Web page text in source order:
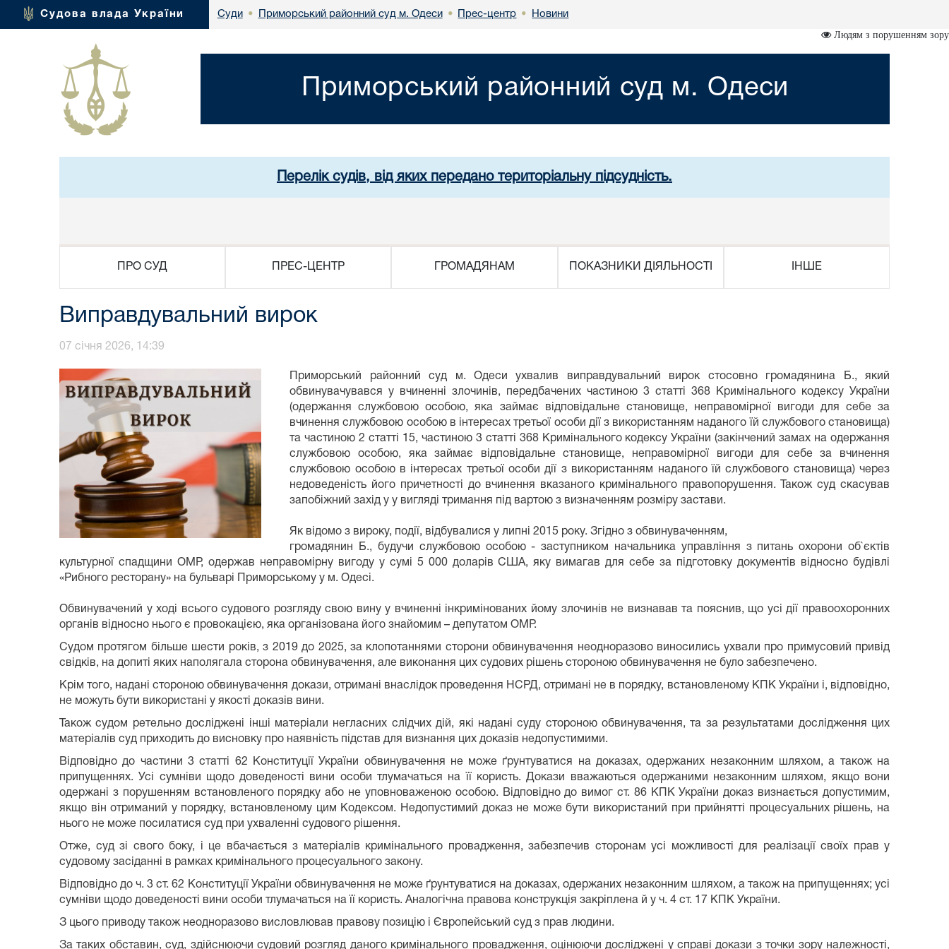
Судова влада України Суди • Приморський районний суд м. Одеси • Прес-центр • Новини
Людям з порушенням зору
Приморський районний суд м. Одеси
Перелік судів, від яких передано територіальну підсудність.
ПРО СУД ПРЕС-ЦЕНТР ГРОМАДЯНАМ ПОКАЗНИКИ ДІЯЛЬНОСТІ ІНШЕ
Виправдувальний вирок
07 січня 2026, 14:39
Приморський районний суд м. Одеси ухвалив виправдувальний вирок стосовно громадянина Б., який
обвинувачувався у вчиненні злочинів, передбачених частиною 3 статті 368 Кримінального кодексу України
(одержання службовою особою, яка займає відповідальне становище, неправомірної вигоди для себе за
вчинення службовою особою в інтересах третьої особи дії з використанням наданого їй службового становища)
та частиною 2 статті 15, частиною 3 статті 368 Кримінального кодексу України (закінчений замах на одержання
службовою особою, яка займає відповідальне становище, неправомірної вигоди для себе за вчинення
службовою особою в інтересах третьої особи дії з використанням наданого їй службового становища) через
недоведеність його причетності до вчинення вказаного кримінального правопорушення. Також суд скасував
запобіжний захід у у вигляді тримання під вартою з визначенням розміру застави.
Як відомо з вироку, події, відбувалися у липні 2015 року. Згідно з обвинуваченням,
громадянин Б., будучи службовою особою - заступником начальника управління з питань охорони об`єктів
культурної спадщини ОМР, одержав неправомірну вигоду у сумі 5 000 доларів CШA, яку вимагав для себе за підготовку документів відносно будівлі
«Рибного ресторану» на бульварі Приморському у м. Одесі.
Обвинувачений у ході всього судового розгляду свою вину у вчиненні інкримінованих йому злочинів не визнавав та пояснив, що усі дії правоохоронних
органів відносно нього є провокацією, яка організована його знайомим – депутатом ОМР.
Судом протягом більше шести років, з 2019 до 2025, за клопотаннями сторони обвинувачення неодноразово виносились ухвали про примусовий привід
свідків, на допиті яких наполягала сторона обвинувачення, але виконання цих судових рішень стороною обвинувачення не було забезпечено.
Крім того, надані стороною обвинувачення докази, отримані внаслідок проведення НСРД, отримані не в порядку, встановленому КПК України і, відповідно,
не можуть бути використані у якості доказів вини.
Також судом ретельно досліджені інші матеріали негласних слідчих дій, які надані суду стороною обвинувачення, та за результатами дослідження цих
матеріалів суд приходить до висновку про наявність підстав для визнання цих доказів недопустимими.
Відповідно до частини 3 статті 62 Конституції України обвинувачення не може ґрунтуватися на доказах, одержаних незаконним шляхом, а також на
припущеннях. Усі сумніви щодо доведеності вини особи тлумачаться на її користь. Докази вважаються одержаними незаконним шляхом, якщо вони
одержані з порушенням встановленого порядку або не уповноваженою особою. Відповідно до вимог ст. 86 КПК України доказ визнається допустимим,
якщо він отриманий у порядку, встановленому цим Кодексом. Недопустимий доказ не може бути використаний при прийнятті процесуальних рішень, на
нього не може посилатися суд при ухваленні судового рішення.
Отже, суд зі свого боку, і це вбачається з матеріалів кримінального провадження, забезпечив сторонам усі можливості для реалізації своїх прав у
судовому засіданні в рамках кримінального процесуального закону.
Відповідно до ч. 3 ст. 62 Конституції України обвинувачення не може ґрунтуватися на доказах, одержаних незаконним шляхом, а також на припущеннях; усі
сумніви щодо доведеності вини особи тлумачаться на її користь. Аналогічна правова конструкція закріплена й у ч. 4 ст. 17 КПК України.
З цього приводу також неодноразово висловлював правову позицію і Європейський суд з прав людини.
За таких обставин, суд, здійснюючи судовий розгляд даного кримінального провадження, оцінюючи досліджені у справі докази з точки зору належності,